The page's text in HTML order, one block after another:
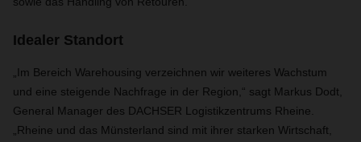
Idealer Standort
„Im Bereich Warehousing verzeichnen wir weiteres Wachstum
und eine steigende Nachfrage in der Region,“ sagt Markus Dodt,
General Manager des DACHSER Logistikzentrums Rheine.
„Rheine und das Münsterland sind mit ihrer starken Wirtschaft,